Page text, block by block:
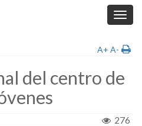
A+ A-
del centro de
276